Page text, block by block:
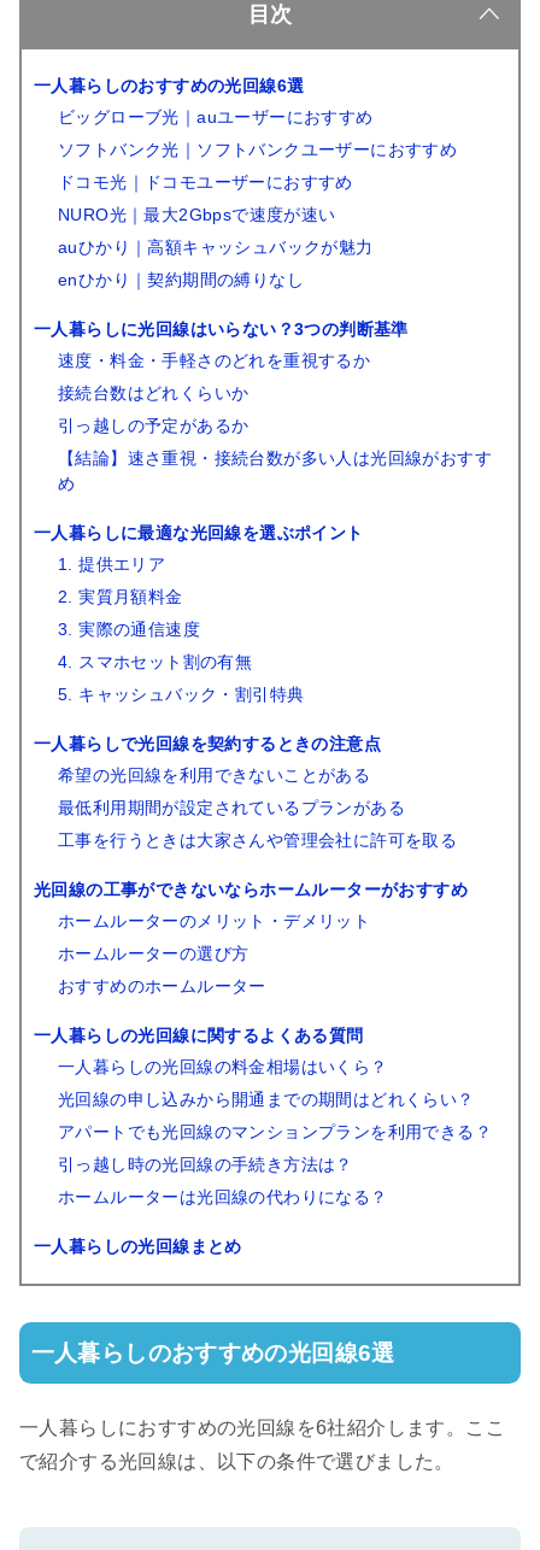
目次
一人暮らしのおすすめの光回線6選
ビッグローブ光｜auユーザーにおすすめ
ソフトバンク光｜ソフトバンクユーザーにおすすめ
ドコモ光｜ドコモユーザーにおすすめ
NURO光｜最大2Gbpsで速度が速い
auひかり｜高額キャッシュバックが魅力
enひかり｜契約期間の縛りなし
一人暮らしに光回線はいらない？3つの判断基準
速度・料金・手軽さのどれを重視するか
接続台数はどれくらいか
引っ越しの予定があるか
【結論】速さ重視・接続台数が多い人は光回線がおすす
め
一人暮らしに最適な光回線を選ぶポイント
1. 提供エリア
2. 実質月額料金
3. 実際の通信速度
4. スマホセット割の有無
5. キャッシュバック・割引特典
一人暮らしで光回線を契約するときの注意点
希望の光回線を利用できないことがある
最低利用期間が設定されているプランがある
工事を行うときは大家さんや管理会社に許可を取る
光回線の工事ができないならホームルーターがおすすめ
ホームルーターのメリット・デメリット
ホームルーターの選び方
おすすめのホームルーター
一人暮らしの光回線に関するよくある質問
一人暮らしの光回線の料金相場はいくら？
光回線の申し込みから開通までの期間はどれくらい？
アパートでも光回線のマンションプランを利用できる？
引っ越し時の光回線の手続き方法は？
ホームルーターは光回線の代わりになる？
一人暮らしの光回線まとめ
一人暮らしのおすすめの光回線6選
一人暮らしにおすすめの光回線を6社紹介します。ここ
で紹介する光回線は、以下の条件で選びました。